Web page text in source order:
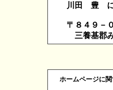
川田 豊
〒８４９－０
三養基郡み
ホームページに